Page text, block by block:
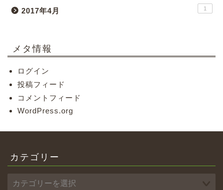
2017年4月 1
メタ情報
ログイン
投稿フィード
コメントフィード
WordPress.org
カテゴリー